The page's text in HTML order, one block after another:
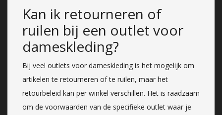
Kan ik retourneren of
ruilen bij een outlet voor
dameskleding?
Bij veel outlets voor dameskleding is het mogelijk om
artikelen te retourneren of te ruilen, maar het
retourbeleid kan per winkel verschillen. Het is raadzaam
om de voorwaarden van de specifieke outlet waar je